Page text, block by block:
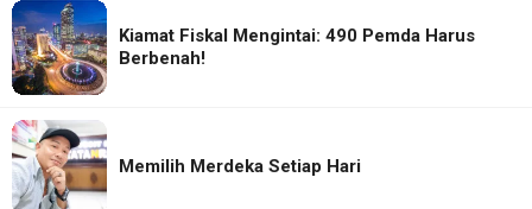
Kiamat Fiskal Mengintai: 490 Pemda Harus
Berbenah!
Memilih Merdeka Setiap Hari